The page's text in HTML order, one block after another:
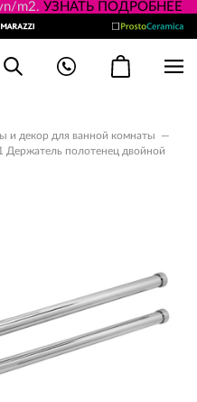
m2. УЗНАТЬ ПОДРОБНЕЕ
и декор для ванной комнаты
—
Держатель полотенец двойной